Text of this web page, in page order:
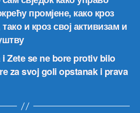
промјене, како кроз
и кроз свој активизам и
Zete se ne bore protiv bilo
za svoj goli opstanak i prava